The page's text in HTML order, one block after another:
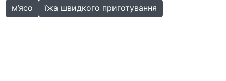
м’ясо
їжа швидкого приготування